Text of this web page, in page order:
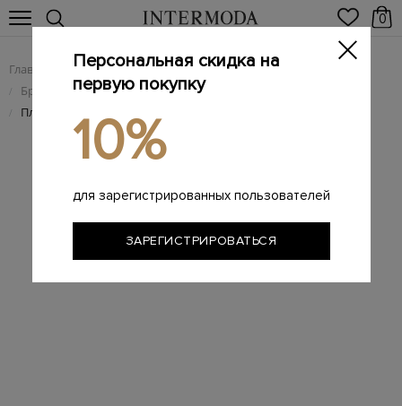
0
Главная Женщинам / Брендовые женские аксессуары
/ Брендовые женские головные уборы
/ Плетеная шляпа-федора Borsalino x Valentino
Персональная скидка на
первую покупку
10%
для зарегистрированных пользователей
ЗАРЕГИСТРИРОВАТЬСЯ